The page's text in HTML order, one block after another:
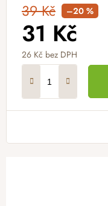
39 Kč –20 %
31 Kč
26 Kč bez DPH